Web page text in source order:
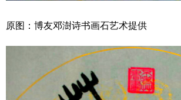
原图：博友邓澍诗书画石艺术提供